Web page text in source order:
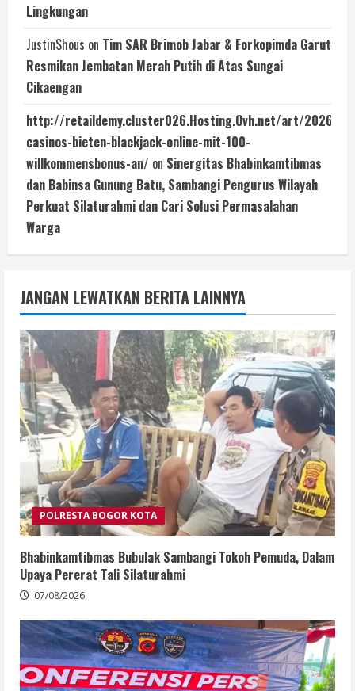
Lingkungan
JustinShous on Tim SAR Brimob Jabar & Forkopimda Garut
Resmikan Jembatan Merah Putih di Atas Sungai
Cikaengan
http://retaildemy.cluster026.Hosting.Ovh.net/art/2026/
casinos-bieten-blackjack-online-mit-100-
willkommensbonus-an/ on Sinergitas Bhabinkamtibmas
dan Babinsa Gunung Batu, Sambangi Pengurus Wilayah
Perkuat Silaturahmi dan Cari Solusi Permasalahan
Warga
JANGAN LEWATKAN BERITA LAINNYA
POLRESTA BOGOR KOTA
Bhabinkamtibmas Bubulak Sambangi Tokoh Pemuda, Dalam
Upaya Pererat Tali Silaturahmi
07/08/2026